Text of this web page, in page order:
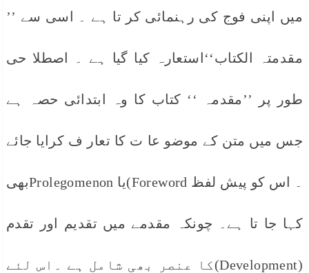
میں اپنی فوج کی رہنمائی کر تا ہے ۔ اسی سے ’’
مقدمتہ الکتاب‘‘استعارہ کیا گیا ہے ۔ اصطلا حی
طور پر ’’مقدمہ ‘‘ کتاب کا وہ ابتدائی حصہ ہے
جس میں متن کے موضو عا ت کا تعار ف کرایا جائے
۔ اس کو پیش لفظ Foreword)یا Prolegomenonبھی
کہا جا تا ہے۔ چونکہ مقدمے میں تقدیم اور تقدم
(Development)کا عنصر بھی شامل ہے ۔اس لئے